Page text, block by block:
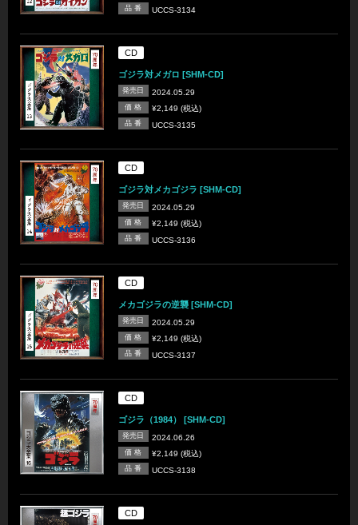
品 番 UCCS-3134
CD
ゴジラ対メガロ [SHM-CD]
発売日 2024.05.29
価 格 ¥2,149 (税込)
品 番 UCCS-3135
CD
ゴジラ対メカゴジラ [SHM-CD]
発売日 2024.05.29
価 格 ¥2,149 (税込)
品 番 UCCS-3136
CD
メカゴジラの逆襲 [SHM-CD]
発売日 2024.05.29
価 格 ¥2,149 (税込)
品 番 UCCS-3137
CD
ゴジラ（1984） [SHM-CD]
発売日 2024.06.26
価 格 ¥2,149 (税込)
品 番 UCCS-3138
CD